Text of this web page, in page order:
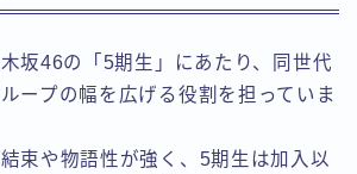
坂46の「5期生」にあたり、同世代
ープの幅を広げる役割を担っていま
束や物語性が強く、5期生は加入以